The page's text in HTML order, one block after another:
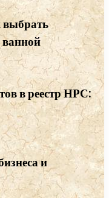
выбрать
в реестр НРС:
и